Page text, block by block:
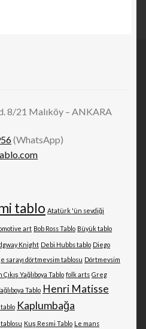
8/21 Malıköy – ANKARA
(WhatsApp)
tablo Atatürk 'ün sevdiği
art Bob Ross Tablo Büyük tablo
Knight Debi Hubbs tablo Diego
sarayı dörtmevsim tablosu Dörtmevsim
Yağlıboya Tablo folk arts Greg
Tablo Henri Matisse
Kaplumbağa
Kuş Resmi Tablo Le mans